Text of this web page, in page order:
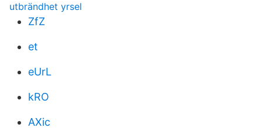
utbrändhet yrsel
ZfZ
et
eUrL
kRO
AXic